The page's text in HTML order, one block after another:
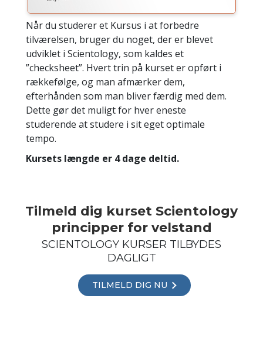
Når du studerer et Kursus i at forbedre
tilværelsen, bruger du noget, der er blevet
udviklet i Scientology, som kaldes et
”checksheet”. Hvert trin på kurset er opført i
rækkefølge, og man afmærker dem,
efterhånden som man bliver færdig med dem.
Dette gør det muligt for hver eneste
studerende at studere i sit eget optimale
tempo.
Kursets længde er 4 dage deltid.
Tilmeld dig kurset Scientology
principper for velstand
SCIENTOLOGY KURSER TILBYDES
DAGLIGT
TILMELD DIG NU